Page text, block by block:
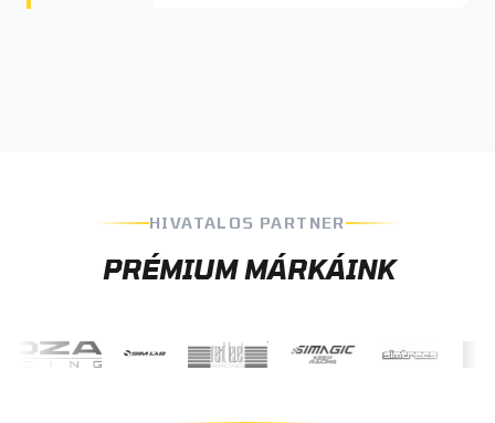
HIVATALOS PARTNER
PRÉMIUM MÁRKÁINK